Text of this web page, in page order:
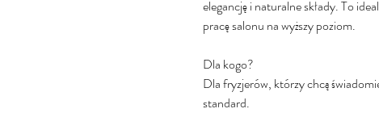
elegancję i naturalne składy. To
pracę salonu na wyższy poziom.
Dla kogo?
Dla fryzjerów, którzy chcą
standard.